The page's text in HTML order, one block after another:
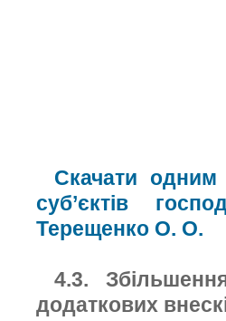
Скачати одним
суб’єктів
Терещенко О. О.
4.3.
додаткових